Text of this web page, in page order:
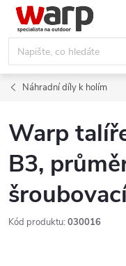
Přejít
obsah
Náhradní díly k holím
Warp
B3,
Kód produktu: 030016